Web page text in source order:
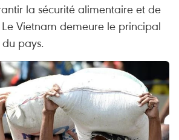
la sécurité alimentaire et de
Vietnam demeure le principal
pays.